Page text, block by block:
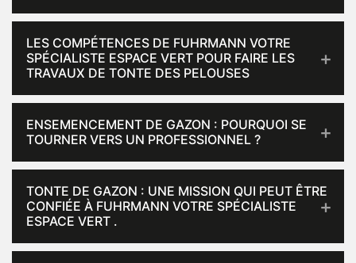
LES COMPÉTENCES DE FUHRMANN VOTRE
SPÉCIALISTE ESPACE VERT POUR FAIRE LES
TRAVAUX DE TONTE DES PELOUSES
ENSEMENCEMENT DE GAZON : POURQUOI SE
TOURNER VERS UN PROFESSIONNEL ?
TONTE DE GAZON : UNE MISSION QUI PEUT ÊTRE
CONFIÉE À FUHRMANN VOTRE SPÉCIALISTE
ESPACE VERT .